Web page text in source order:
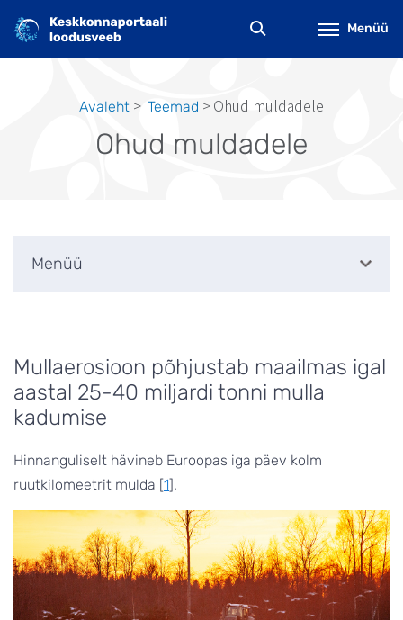
edasi
põhisisu
juurde
Menüü
Avaleht Teemad Ohud muldadele
Ohud muldadele
Menüü
Mullaerosioon põhjustab maailmas igal
aastal 25-40 miljardi tonni mulla
kadumise
Hinnanguliselt hävineb Euroopas iga päev kolm
ruutkilomeetrit mulda [1].